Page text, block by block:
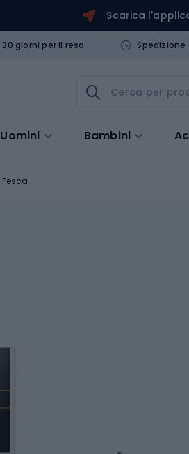
Scarica
30 giorni per il reso
Uomini Bambini
Pesca